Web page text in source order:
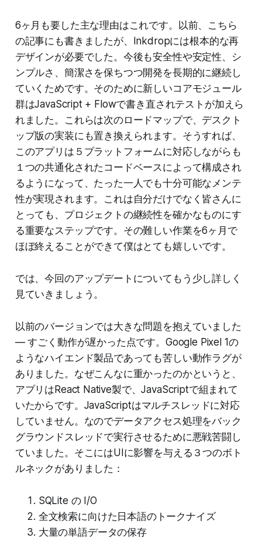
6ヶ月も要した主な理由はこれです。以前、こちら
の記事にも書きましたが、Inkdropには根本的な再
デザインが必要でした。今後も安全性や安定性、シ
ンプルさ、簡潔さを保ちつつ開発を長期的に継続し
ていくためです。そのために新しいコアモジュール
群はJavaScript + Flowで書き直されテストが加えら
れました。これらは次のロードマップで、デスクト
ップ版の実装にも置き換えられます。そうすれば、
このアプリは５プラットフォームに対応しながらも
１つの共通化されたコードベースによって構成され
るようになって、たった一人でも十分可能なメンテ
性が実現されます。これは自分だけでなく皆さんに
とっても、プロジェクトの継続性を確かなものにす
る重要なステップです。その難しい作業を6ヶ月で
ほぼ終えることができて僕はとても嬉しいです。
では、今回のアップデートについてもう少し詳しく
見ていきましょう。
以前のバージョンでは大きな問題を抱えていました
— すごく動作が遅かった点です。Google Pixel 1の
ようなハイエンド製品であっても苦しい動作ラグが
ありました。なぜこんなに重かったのかというと、
アプリはReact Native製で、JavaScriptで組まれて
いたからです。JavaScriptはマルチスレッドに対応
していません。なのでデータアクセス処理をバック
グラウンドスレッドで実行させるために悪戦苦闘し
ていました。そこにはUIに影響を与える３つのボト
ルネックがありました：
SQLite の I/O
全文検索に向けた日本語のトークナイズ
大量の単語データの保存